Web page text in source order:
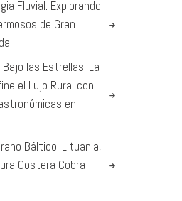
Fluvial: Explorando
de Gran
las Estrellas: La
el Lujo Rural con
en
Báltico: Lituania,
Costera Cobra